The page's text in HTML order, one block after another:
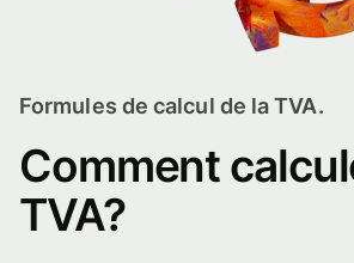
Comment
TVA?
Formules de calcul de la TVA.